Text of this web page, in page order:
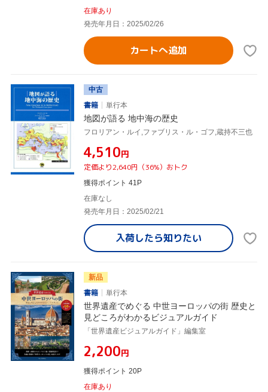
在庫あり
発売年月日：2025/02/26
カートへ追加
中古
書籍
単行本
地図が語る 地中海の歴史
フロリアン・ルイ,ファブリス・ル・ゴフ,蔵持不三也
¥4,510円
定価より2,640円（36%）おトク
獲得ポイント 41P
在庫なし
発売年月日：2025/02/21
入荷したら知りたい
新品
書籍
単行本
世界遺産でめぐる 中世ヨーロッパの街 歴史と
見どころがわかるビジュアルガイド
「世界遺産ビジュアルガイド」編集室
¥2,200円
獲得ポイント 20P
在庫あり